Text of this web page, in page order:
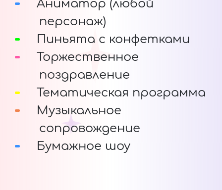
Аниматор (любой
персонаж)
Пиньята с конфетками
Торжественное
поздравление
Тематическая программа
Музыкальное
сопровождение
Бумажное шоу